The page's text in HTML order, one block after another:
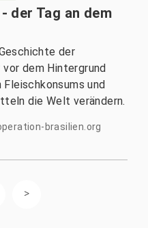
- der Tag an dem
der
vor dem Hintergrund
und
die Welt verändern.
brasilien.org